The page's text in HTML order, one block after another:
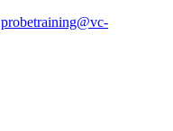
probetraining@vc-